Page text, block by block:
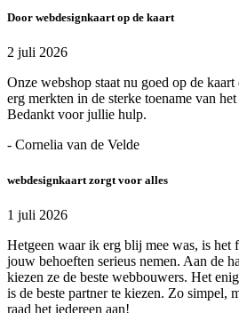
Door webdesignkaart op de kaart
2 juli 2026
Onze webshop staat nu goed op de
erg merkten in de sterke toename van
Bedankt voor jullie hulp.
- Cornelia van de Velde
webdesignkaart zorgt voor alles
1 juli 2026
Hetgeen waar ik erg blij mee was, is het
jouw behoeften serieus nemen. Aan de
kiezen ze de beste webbouwers. Het
is de beste partner te kiezen. Zo simpel,
raad het iedereen aan!